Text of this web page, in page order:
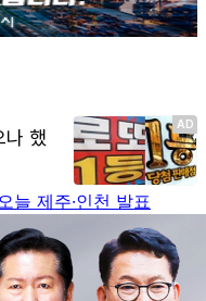
늘 제주·인천 발표